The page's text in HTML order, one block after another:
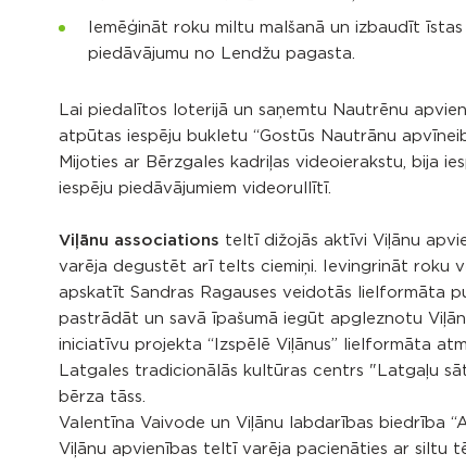
Iemēģināt roku miltu malšanā un izbaudīt
piedāvājumu no Lendžu pagasta.
Lai piedalītos loterijā un saņemtu Nautrēnu
atpūtas iespēju bukletu “Gostūs Nautrānu
Mijoties ar Bērzgales kadriļas videoierakstu, bija
iespēju piedāvājumiem videorullītī.
Viļānu associations teltī dižojās aktīvi Viļānu
varēja degustēt arī telts ciemiņi. Ievingrināt roku
apskatīt Sandras Ragauses veidotās lielformāta
pastrādāt un savā īpašumā iegūt apgleznotu
iniciatīvu projekta “Izspēlē Viļānus” lielformāta
Latgales tradicionālās kultūras centrs "Latgaļu
bērza tāss.
Valentīna Vaivode un Viļānu labdarības biedrība
Viļānu apvienības teltī varēja pacienāties ar siltu